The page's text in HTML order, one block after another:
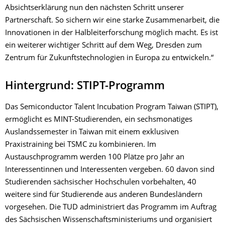
Absichtserklärung nun den nächsten Schritt unserer
Partnerschaft. So sichern wir eine starke Zusammenarbeit, die
Innovationen in der Halbleiterforschung möglich macht. Es ist
ein weiterer wichtiger Schritt auf dem Weg, Dresden zum
Zentrum für Zukunftstechnologien in Europa zu entwickeln.“
Hintergrund: STIPT-Programm
Das Semiconductor Talent Incubation Program Taiwan (STIPT),
ermöglicht es MINT-Studierenden, ein sechsmonatiges
Auslandssemester in Taiwan mit einem exklusiven
Praxistraining bei TSMC zu kombinieren. Im
Austauschprogramm werden 100 Plätze pro Jahr an
Interessentinnen und Interessenten vergeben. 60 davon sind
Studierenden sächsischer Hochschulen vorbehalten, 40
weitere sind für Studierende aus anderen Bundesländern
vorgesehen. Die TUD administriert das Programm im Auftrag
des Sächsischen Wissenschaftsministeriums und organisiert